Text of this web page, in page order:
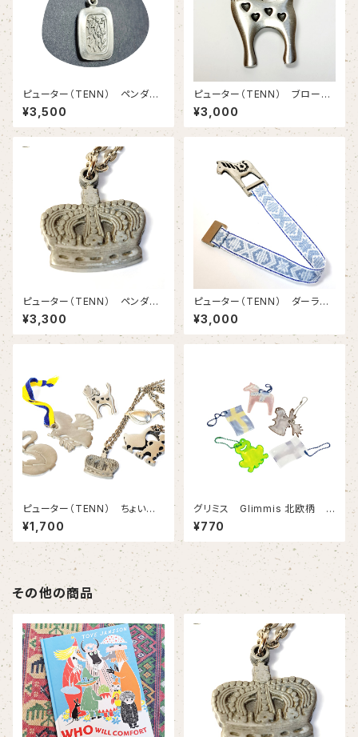
ピューター（TENN） ペンダン
ト スウェーデン地方の花 【S
VERIES LANDSKAPSBLOM
MOR】１
¥3,500
ピューター（TENN） ブロー
チ ネコ 【スウェーデン製】
¥3,000
ピューター（TENN） ペンダン
ト 王冠 ちょいとアンティー
ク 【スウェーデン製】
¥3,300
ピューター（TENN） ダーラヘ
ストしおり スウェーデンリボン
付き 【スウェーデン製】
¥3,000
ピューター（TENN） ちょいと
アンティークなオーナメント ス
ウェーデンリボン付き 【スウェ
ーデン製】
¥1,700
グリミス Glimmis 北欧柄
[スウェーデン製反射板] 夜道
必携！ ５種類です
¥770
その他の商品